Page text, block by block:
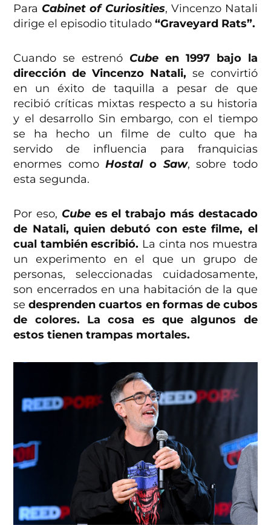
Para Cabinet of Curiosities, Vincenzo Natali
dirige el episodio titulado“Graveyard Rats”.
Cuando se estrenó Cube en 1997 bajo la
dirección de Vincenzo Natali, se convirtió
en un éxito de taquilla a pesar de que
recibió críticas mixtas respecto a su historia
y el desarrollo Sin embargo, con el tiempo
se ha hecho un filme de culto que ha
servido de influencia para franquicias
enormes comoHostalo Saw, sobre todo
esta segunda.
Por eso, Cubees el trabajo más destacado
de Natali, quien debutó con este filme, el
cual también escribió. La cinta nos muestra
un experimento en el que un grupo de
personas, seleccionadas cuidadosamente,
son encerrados en una habitación de la que
sedesprenden cuartos en formas de cubos
de colores. La cosa es que algunos de
estos tienen trampas mortales.